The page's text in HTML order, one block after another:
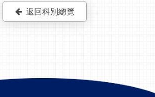
唸名字，她都統稱「小姐」的看護，
護理師及護理長，真的很謝謝你們對
們的辛苦跟用心與耐心，我們全家看
在眼裡記在心裡。最後，要跟你們道
力，無論是第一次包春捲的活動或是
狗醫師、傳福音都會給我們帶來新的
摩）我的外婆在2020/12/22離開了我
感恩之意，已無聲的語言謝謝各位人
員的辛勞。在此謝謝諸位的付出與感
返回科別總覽